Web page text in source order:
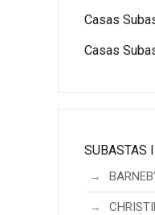
Casas
Casas
SUBASTAS